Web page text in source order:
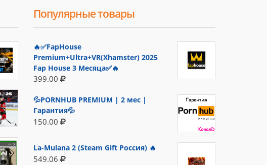
Популярные товары
🔥✅FapHouse
Premium+Ultra+VR(Xhamster) 2025
Fap House 3 Месяца✅🔥
399.00
💦PORNHUB PREMIUM | 2 мес |
Гарантия💦
150.00
La-Mulana 2 (Steam Gift Россия) 🔥
549.06